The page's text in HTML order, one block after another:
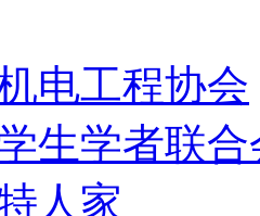
电工程协会
生学者联合
人家